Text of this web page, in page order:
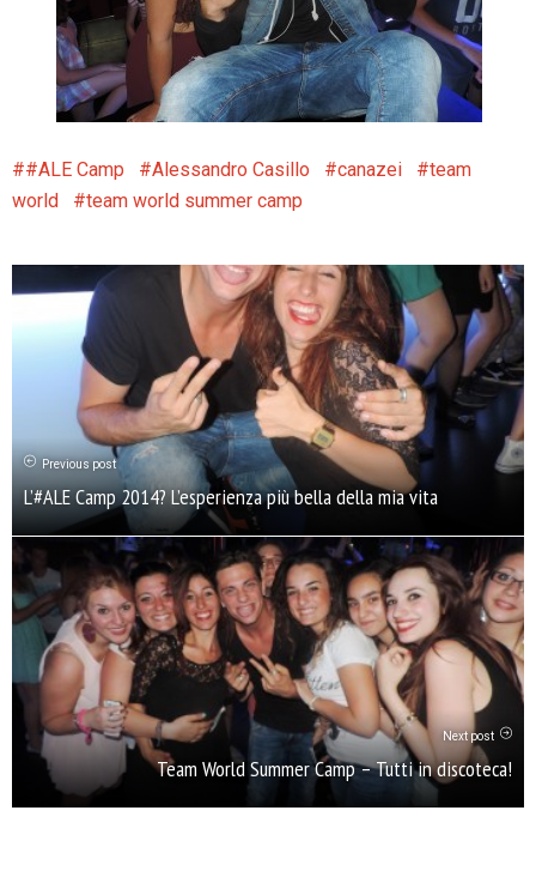
#ALE Camp Alessandro Casillo canazei
team
world
team world summer camp
Previous post
L’#ALE Camp 2014? L’esperienza più bella della mia vita
Next post
Team World Summer Camp – Tutti in discoteca!